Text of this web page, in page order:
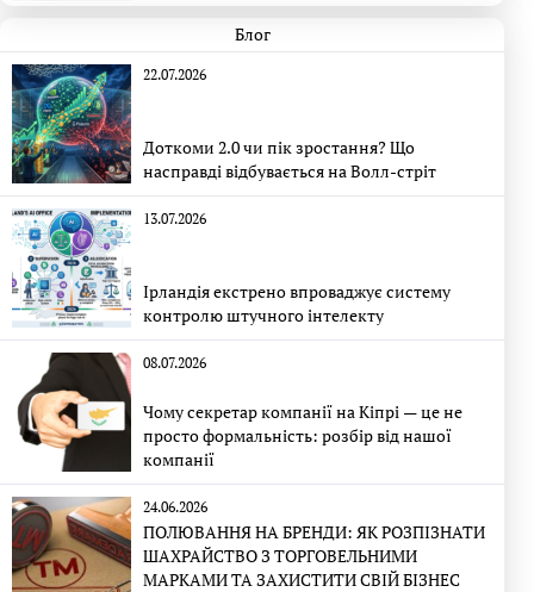
Блог
22.07.2026
Доткоми 2.0 чи пік зростання? Що
насправді відбувається на Волл-стріт
13.07.2026
Ірландія екстрено впроваджує систему
контролю штучного інтелекту
08.07.2026
Чому секретар компанії на Кіпрі — це не
просто формальність: розбір від нашої
компанії
24.06.2026
ПОЛЮВАННЯ НА БРЕНДИ: ЯК РОЗПІЗНАТИ
ШАХРАЙСТВО З ТОРГОВЕЛЬНИМИ
МАРКАМИ ТА ЗАХИСТИТИ СВІЙ БІЗНЕС